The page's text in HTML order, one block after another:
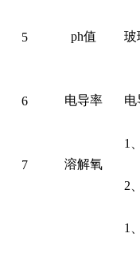
5 ph值 玻
6 电导率 电
7 溶解氧
1
2
1